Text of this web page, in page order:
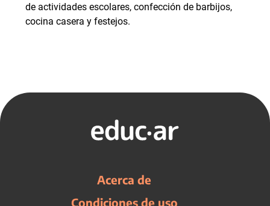
de actividades escolares, confección de barbijos,
cocina casera y festejos.
Acerca de
Condiciones de uso